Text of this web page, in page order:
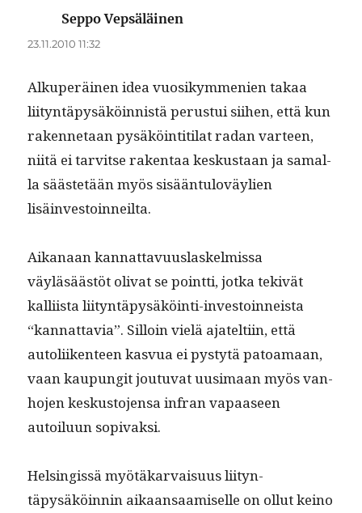
Seppo Vepsäläinen
23.11.2010 11:32
Alku­peräi­nen idea vuosikym­me­nien takaa
liityn­täpysäköin­nistä perus­tui siihen, että kun
raken­netaan pysäköin­ti­ti­lat radan var­teen,
niitä ei tarvitse rak­en­taa keskus­taan ja samal­
la säästetään myös sisään­tuloväylien
lisäinvestoinneilta.
Aikanaan kan­nat­tavu­us­laskelmis­sa
väyläsäästöt oli­vat se point­ti, jot­ka tekivät
kalli­ista liityn­täpysäköin­ti-investoin­neista
“kan­nat­tavia”. Sil­loin vielä ajatelti­in, että
autoli­iken­teen kasvua ei pystytä patoa­maan,
vaan kaupun­git joutu­vat uusi­maan myös van­
ho­jen keskus­to­jen­sa infran vapaaseen
autoilu­un sopivaksi.
Helsingis­sä myötäkar­vaisu­us liityn­
täpysäköin­nin aikaansaamiselle on ollut keino